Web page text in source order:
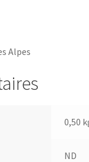
Alpes
0,50
ND